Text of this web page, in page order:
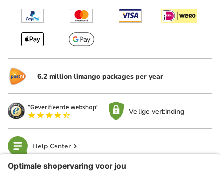
6.2 million limango packages per year
Veilige verbinding
Help Center